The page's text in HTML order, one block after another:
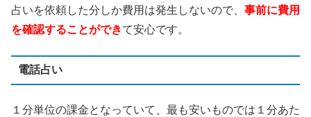
占いを依頼した分しか費用は発生しないので、 事前に費用
を確認することができて安心です。
電話占い
１分単位の課金となっていて、最も安いものでは１分あた